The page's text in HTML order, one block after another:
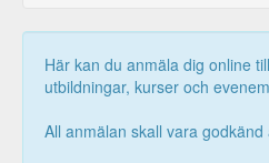
Här kan du anmäla dig online
utbildningar, kurser och
All anmälan skall vara godkänd